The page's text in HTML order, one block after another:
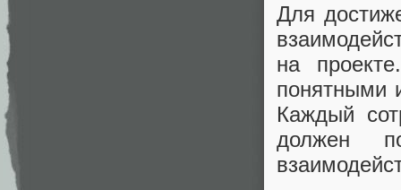
Для
на
понятными
Каждый
должен